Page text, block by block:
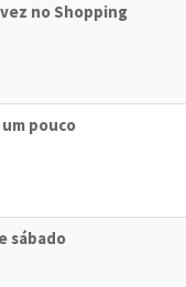
no Shopping
pouco
sábado